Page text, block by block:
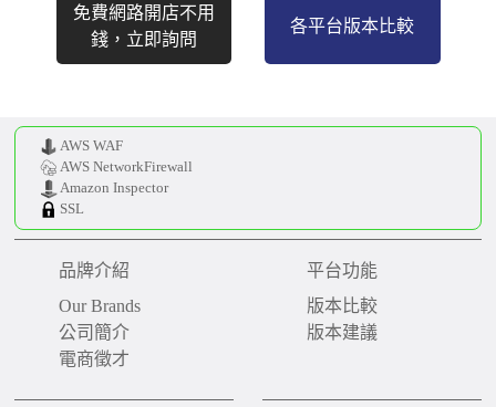
免費網路開店不用
錢，立即詢問
各平台版本比較
AWS WAF
AWS NetworkFirewall
Amazon Inspector
SSL
品牌介紹
Our Brands
公司簡介
電商徵才
平台功能
版本比較
版本建議